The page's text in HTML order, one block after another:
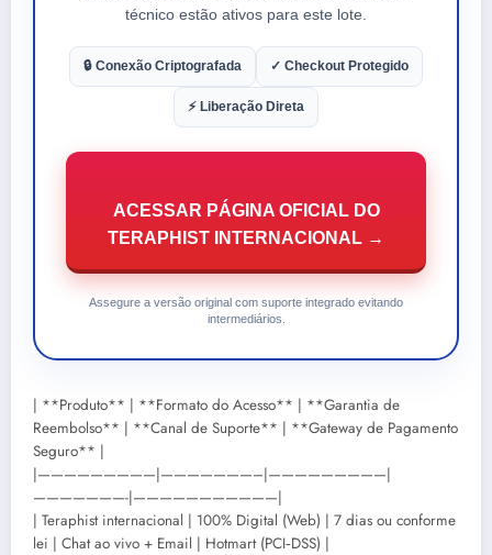
técnico estão ativos para este lote.
🔒 Conexão Criptografada ✓ Checkout Protegido
⚡ Liberação Direta
ACESSAR PÁGINA OFICIAL DO
TERAPHIST INTERNACIONAL →
Assegure a versão original com suporte integrado evitando
intermediários.
| **Produto** | **Formato do Acesso** | **Garantia de
Reembolso** | **Canal de Suporte** | **Gateway de Pagamento
Seguro** |
|—————————|———————–|—————————|
———————-|———————————|
| Teraphist internacional | 100% Digital (Web) | 7 dias ou conforme
lei | Chat ao vivo + Email | Hotmart (PCI‑DSS) |